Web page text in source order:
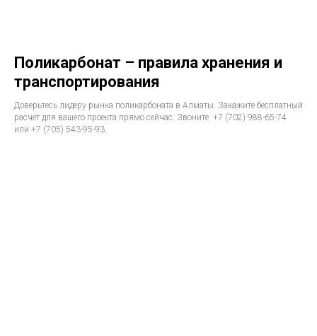
Поликарбонат – правила хранения и
транспортирования
Доверьтесь лидеру рынка поликарбоната в Алматы. Закажите бесплатный
расчет для вашего проекта прямо сейчас. Звоните: +7 (702) 988-65-74
или +7 (705) 543-95-93.